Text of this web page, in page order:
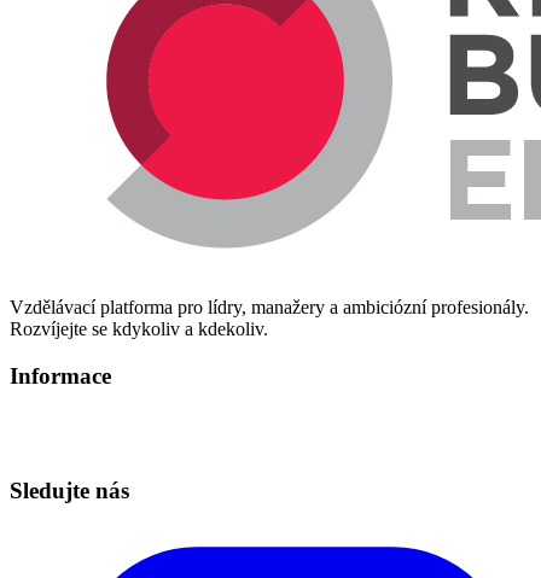
Vzdělávací platforma pro lídry, manažery a ambiciózní profesionály.
Rozvíjejte se kdykoliv a kdekoliv.
Informace
Sledujte nás